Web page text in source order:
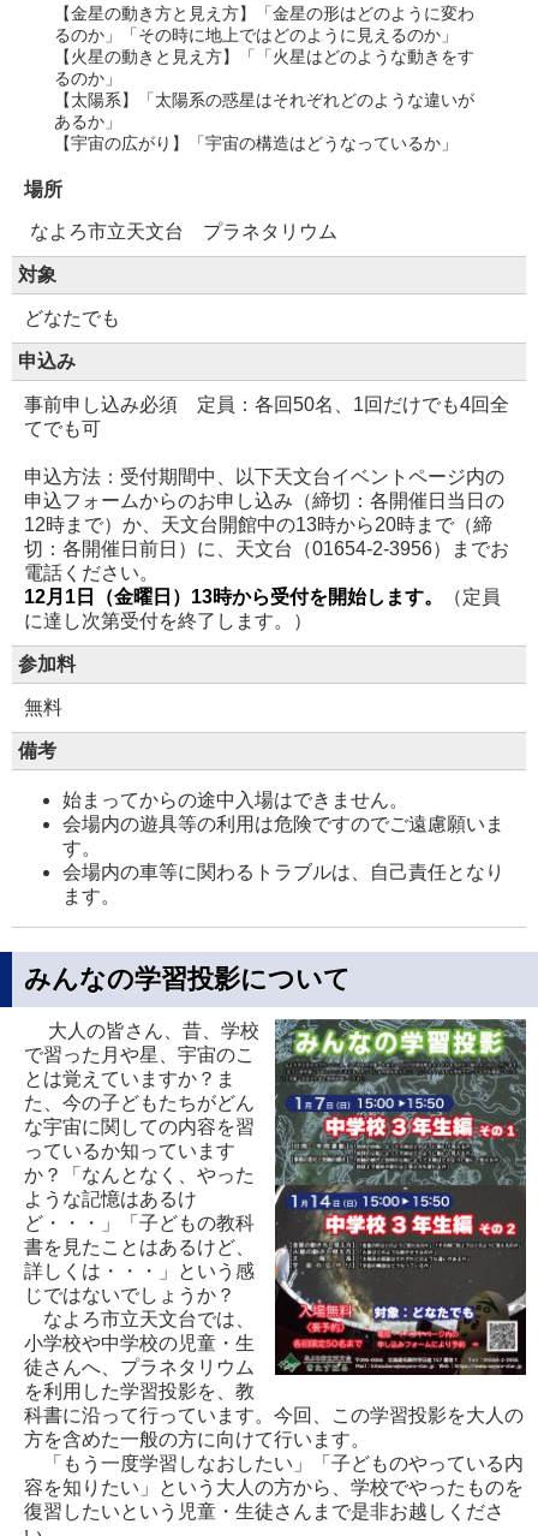
【金星の動き方と見え方】「金星の形はどのように変わ
るのか」「その時に地上ではどのように見えるのか」
【火星の動きと見え方】「「火星はどのような動きをす
るのか」
【太陽系】「太陽系の惑星はそれぞれどのような違いが
あるか」
【宇宙の広がり】「宇宙の構造はどうなっているか」
場所
なよろ市立天文台 プラネタリウム
対象
どなたでも
申込み
事前申し込み必須 定員：各回50名、1回だけでも4回全
てでも可
申込方法：受付期間中、以下天文台イベントページ内の
申込フォームからのお申し込み（締切：各開催日当日の
12時まで）か、天文台開館中の13時から20時まで（締
切：各開催日前日）に、天文台（01654-2-3956）までお
電話ください。
12月1日（金曜日）13時から受付を開始します。
（定員
に達し次第受付を終了します。）
参加料
無料
備考
始まってからの途中入場はできません。
会場内の遊具等の利用は危険ですのでご遠慮願いま
す。
会場内の車等に関わるトラブルは、自己責任となり
ます。
みんなの学習投影について
大人の皆さん、昔、学校
で習った月や星、宇宙のこ
とは覚えていますか？ま
た、今の子どもたちがどん
な宇宙に関しての内容を習
っているか知っています
か？「なんとなく、やった
ような記憶はあるけ
ど・・・」「子どもの教科
書を見たことはあるけど、
詳しくは・・・」という感
じではないでしょうか？
なよろ市立天文台では、
小学校や中学校の児童・生
徒さんへ、プラネタリウム
を利用した学習投影を、教
科書に沿って行っています。今回、この学習投影を大人の
方を含めた一般の方に向けて行います。
「もう一度学習しなおしたい」「子どものやっている内
容を知りたい」という大人の方から、学校でやったものを
復習したいという児童・生徒さんまで是非お越しくださ